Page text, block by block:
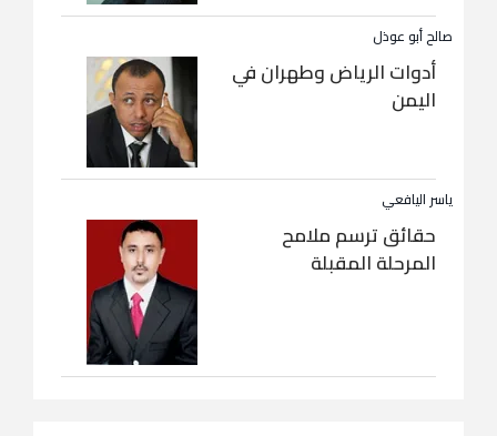
صالح أبو عوذل
أدوات الرياض وطهران في
اليمن
ياسر اليافعي
حقائق ترسم ملامح
المرحلة المقبلة